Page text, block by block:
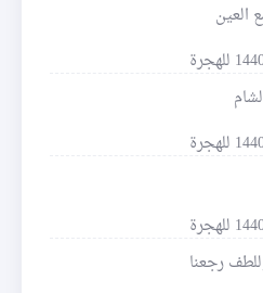
رجعنا